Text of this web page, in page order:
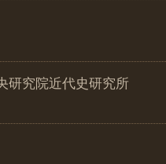
研究院近代史研究所